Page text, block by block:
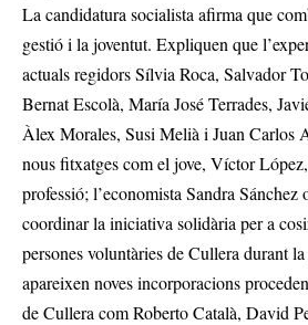
La candidatura socialista afirma que
gestió i la joventut. Expliquen que
actuals regidors Sílvia Roca, Salvador
Bernat Escolà, María José Terrades,
Àlex Morales, Susi Melià i Juan Carlos
nous fitxatges com el jove, Víctor
professió; l’economista Sandra
coordinar la iniciativa solidària per a
persones voluntàries de Cullera durant
apareixen noves incorporacions
de Cullera com Roberto Català, David